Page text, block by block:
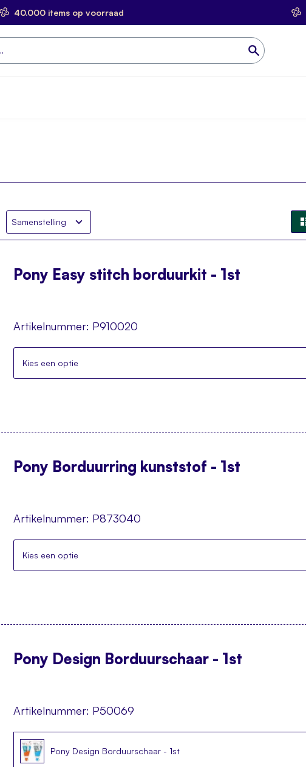
40.000 items op voorraad
Samenstelling
Pony Easy stitch borduurkit - 1st
Artikelnummer: P910020
Kies een optie
Pony Borduurring kunststof - 1st
Artikelnummer: P873040
Kies een optie
Pony Design Borduurschaar - 1st
Artikelnummer: P50069
Pony Design Borduurschaar - 1st